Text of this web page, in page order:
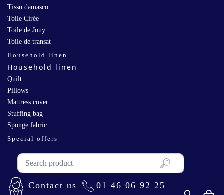
Tissu damasco
Toile Cirée
Toile de Jouy
Toile de transat
Household linen
Household linen
Quilt
Pillows
Mattress cover
Stuffing bag
Sponge fabric
Special offers
Contact us 01 46 06 92 25